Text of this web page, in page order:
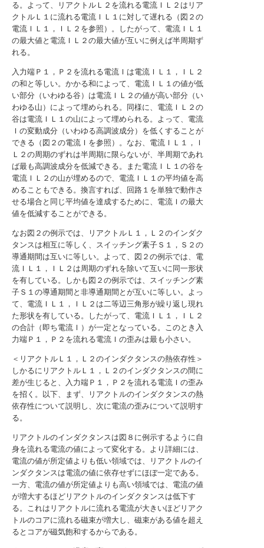
る。よって、リアクトルＬ２を流れる電流ＩＬ２はリア
クトルＬ１に流れる電流ＩＬ１に対して遅れる（図２の
電流ＩＬ１，ＩＬ２を参照）。したがって、電流ＩＬ１
の最大値と電流ＩＬ２の最大値が互いに例えば半周期ず
れる。
入力端Ｐ１，Ｐ２を流れる電流Ｉは電流ＩＬ１，ＩＬ２
の和と等しい。かかる和によって、電流ＩＬ１の値が低
い部分（いわゆる谷）は電流ＩＬ２の値が高い部分（い
わゆる山）によって埋められる。同様に、電流ＩＬ２の
谷は電流ＩＬ１の山によって埋められる。よって、電流
Ｉの変動成分（いわゆる高調波成分）を低くすることが
できる（図２の電流Ｉを参照）。なお、電流ＩＬ１，Ｉ
Ｌ２の周期のずれは半周期に限らないが、半周期であれ
ば最も高調波成分を低減できる。また電流ＩＬ１の谷を
電流ＩＬ２の山が埋めるので、電流ＩＬ１の平均値を高
めることもできる。換言すれば、回路１を単独で動作さ
せる場合と同じ平均値を達成するために、電流Ｉの最大
値を低減することができる。
なお図２の例示では、リアクトルＬ１，Ｌ２のインダク
タンスは相互に等しく、スイッチング素子Ｓ１，Ｓ２の
導通期間は互いに等しい。よって、図２の例示では、電
流ＩＬ１，ＩＬ２は周期のずれを除いて互いに同一形状
を有している。しかも図２の例示では、スイッチング素
子Ｓ１の導通期間と非導通期間とが互いに等しい。よっ
て、電流ＩＬ１，ＩＬ２は二等辺三角形が繰り返し現れ
た形状を有している。したがって、電流ＩＬ１，ＩＬ２
の合計（即ち電流Ｉ）が一定となっている。このとき入
力端Ｐ１，Ｐ２を流れる電流Ｉの歪みは最も小さい。
＜リアクトルＬ１，Ｌ２のインダクタンスの熱依存性＞
しかるにリアクトルＬ１，Ｌ２のインダクタンスの間に
差が生じると、入力端Ｐ１，Ｐ２を流れる電流Ｉの歪み
を招く。以下、まず、リアクトルのインダクタンスの熱
依存性について説明し、次に電流の歪みについて説明す
る。
リアクトルのインダクタンスは図８に例示するように自
身を流れる電流の値によって変化する。より詳細には、
電流の値が所定値よりも低い領域では、リアクトルのイ
ンダクタンスは電流の値に依存せずにほぼ一定である。
一方、電流の値が所定値よりも高い領域では、電流の値
が増大するほどリアクトルのインダクタンスは低下す
る。これはリアクトルに流れる電流が大きいほどリアク
トルのコアに流れる磁束が増大し、磁束がある値を超え
るとコアが磁気飽和するからである。